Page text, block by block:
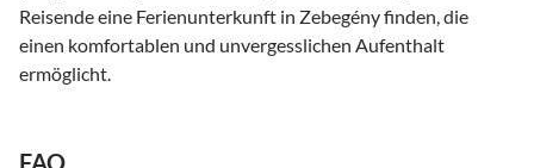
Reisende eine Ferienunterkunft in Zebegény finden, die
einen komfortablen und unvergesslichen Aufenthalt
ermöglicht.
FAQ